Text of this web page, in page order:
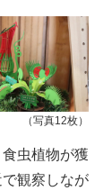
（写真12枚）
虫植物が獲
観察しなが